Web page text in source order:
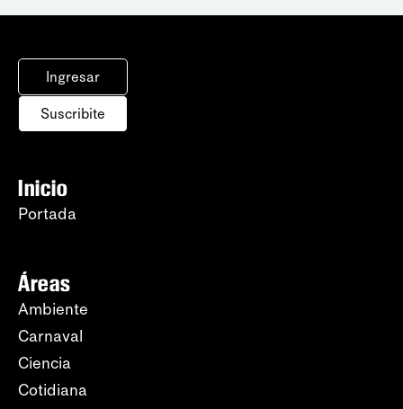
Ingresar
Suscribite
Inicio
Portada
Áreas
Ambiente
Carnaval
Ciencia
Cotidiana